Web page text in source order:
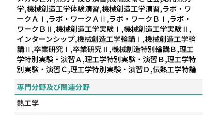
学,機械創造工学体験演習,機械創造工学演習,ラボ・ワ
ークＡⅠ,ラボ・ワークＡⅡ,ラボ・ワークＢⅠ,ラボ・
ワークＢⅡ,機械創造工学実験Ⅰ,機械創造工学実験Ⅱ,
インターンシップ,機械創造工学輪講Ⅰ,機械創造工学輪
講Ⅱ,卒業研究Ⅰ,卒業研究Ⅱ,機械創造特別輪講Ｂ,理工
学特別実験・演習Ａ,理工学特別実験・演習Ｂ,理工学特
別実験・演習Ｃ,理工学特別実験・演習Ｄ,伝熱工学特論
専門分野及び関連分野
熱工学